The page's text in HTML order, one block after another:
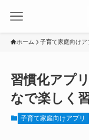
ホーム 子育て家庭向けア
習慣化アプ
なで楽しく
子育て家庭向けアプリ